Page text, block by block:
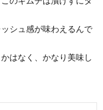
シュ感が味わえるんで
はなく、かなり美味し